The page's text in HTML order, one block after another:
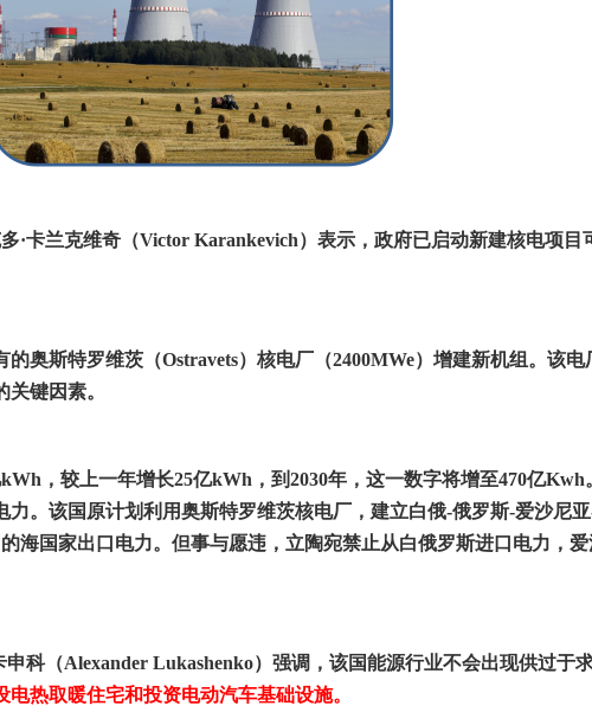
·卡兰克维奇（Victor Karankevich）表示，政府已启动新建核电项目
的奥斯特罗维茨（Ostravets）核电厂（2400MWe）增建新机组。该电
键因素。
kWh ，较上一年增长25亿kWh ，到2030年，这一数字将增至470亿Kwh。
。该国原计划利用奥斯特罗维茨核电厂，建立白俄-俄罗斯-爱沙尼亚
海国家出口电力。但事与愿违，立陶宛禁止从白俄罗斯进口电力，
申科（Alexander Lukashenko）强调，该国能源行业不会出现供过于
热取暖住宅和投资电动汽车基础设施。